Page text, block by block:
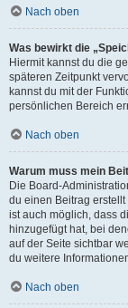
Nach oben
Was bewirkt die
Hiermit kannst du die
späteren Zeitpunkt
kannst du mit der
persönlichen Bereich
Nach oben
Warum muss mein
Die Board-
du einen Beitrag
ist auch möglich, dass
hinzugefügt hat, bei
auf der Seite sichtbar
du weitere
Nach oben